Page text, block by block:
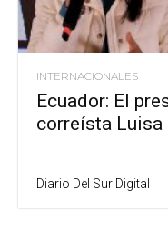
INTERNACIONALES
Ecuador: El
correísta Luisa
Diario Del Sur Digital